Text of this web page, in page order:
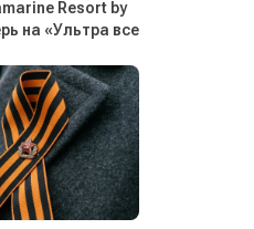
Resort by
на «Ультра все